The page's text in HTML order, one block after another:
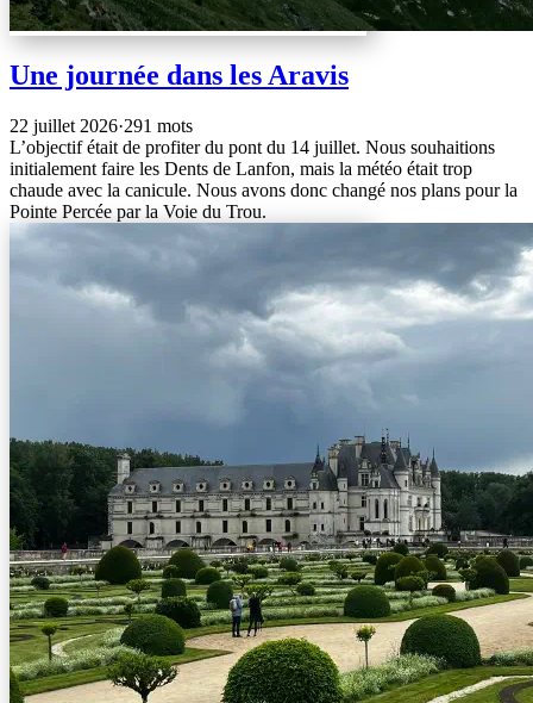
Une journée dans les Aravis
22 juillet 2026·291 mots
L’objectif était de profiter du pont du 14 juillet. Nous souhaitions
initialement faire les Dents de Lanfon, mais la météo était trop
chaude avec la canicule. Nous avons donc changé nos plans pour la
Pointe Percée par la Voie du Trou.